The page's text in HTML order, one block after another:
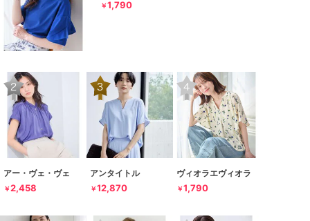
￥1,790
アー・ヴェ・ヴェ
￥2,458
アンタイトル
￥12,870
ヴィオラエヴィオラ
￥1,790